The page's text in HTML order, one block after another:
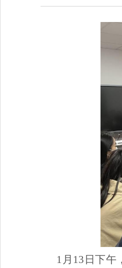
1月13日下午